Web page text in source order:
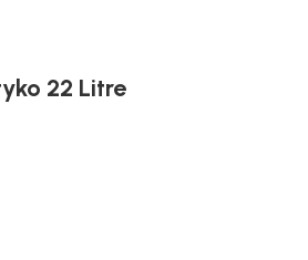
22 Litre